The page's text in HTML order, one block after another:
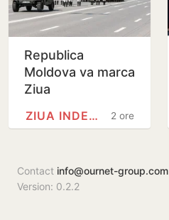
Republica
Moldova va marca
Ziua
printr-o paradă
decretul
2 ore
ZIUA INDEPENDENȚEI
Contact info@ournet-group.com
Version: 0.2.2